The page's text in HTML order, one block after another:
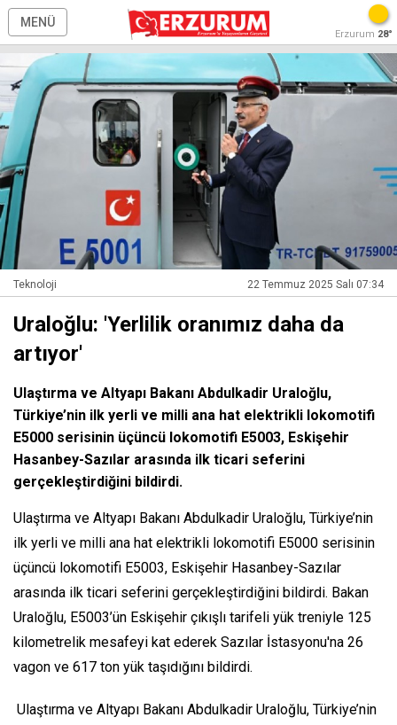
MENÜ
Erzurum 28°
Teknoloji 22 Temmuz 2025 Salı 07:34
Uraloğlu: 'Yerlilik oranımız daha da
artıyor'
Ulaştırma ve Altyapı Bakanı Abdulkadir Uraloğlu,
Türkiye’nin ilk yerli ve milli ana hat elektrikli lokomotifi
E5000 serisinin üçüncü lokomotifi E5003, Eskişehir
Hasanbey-Sazılar arasında ilk ticari seferini
gerçekleştirdiğini bildirdi.
Ulaştırma ve Altyapı Bakanı Abdulkadir Uraloğlu, Türkiye’nin
ilk yerli ve milli ana hat elektrikli lokomotifi E5000 serisinin
üçüncü lokomotifi E5003, Eskişehir Hasanbey-Sazılar
arasında ilk ticari seferini gerçekleştirdiğini bildirdi. Bakan
Uraloğlu, E5003’ün Eskişehir çıkışlı tarifeli yük treniyle 125
kilometrelik mesafeyi kat ederek Sazılar İstasyonu'na 26
vagon ve 617 ton yük taşıdığını bildirdi.
Ulaştırma ve Altyapı Bakanı Abdulkadir Uraloğlu, Türkiye’nin